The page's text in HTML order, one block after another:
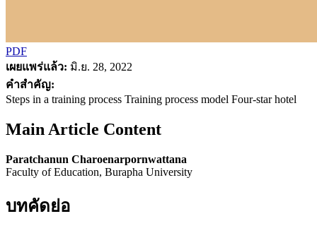
PDF
เผยแพร่แล้ว: มิ.ย. 28, 2022
คำสำคัญ:
Steps in a training process Training process model Four-star hotel
Main Article Content
Paratchanun Charoenarpornwattana
Faculty of Education, Burapha University
บทคัดย่อ